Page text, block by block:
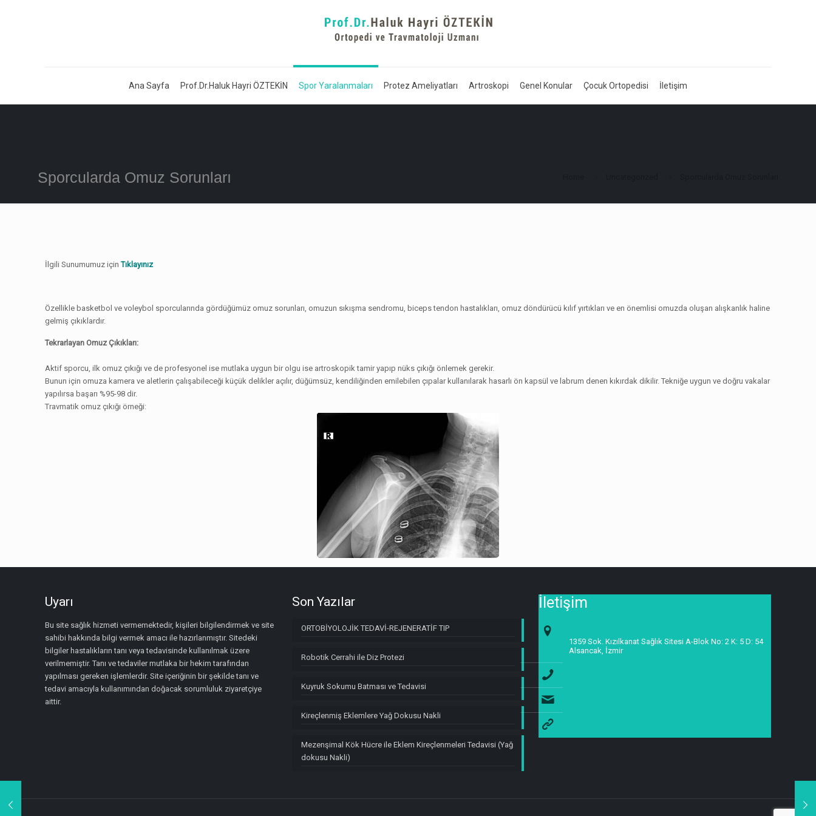
Ana Sayfa Prof.Dr.Haluk Hayri ÖZTEKİN Spor Yaralanmaları Protez Ameliyatları Artroskopi Genel Konular Çocuk Ortopedisi İletişim
Sporcularda Omuz Sorunları
İlgili Sunumumuz içinTıklayınız
Özellikle basketbol ve voleybol sporcularında gördüğümüz omuz sorunları, omuzun sıkışma sendromu, biceps tendon hastalıkları, omuz döndürücü kılıf yırtıkları ve en önemlisi omuzda oluşan alışkanlık haline
gelmiş çıkıklardır.
Tekrarlayan Omuz Çıkıkları:
Aktif sporcu, ilk omuz çıkığı ve de profesyonel ise mutlaka uygun bir olgu ise artroskopik tamir yapıp nüks çıkığı önlemek gerekir.
Bunun için omuza kamera ve aletlerin çalışabileceği küçük delikler açılır, düğümsüz, kendiliğinden emilebilen çıpalar kullanılarak hasarlı ön kapsül ve labrum denen kıkırdak dikilir. Tekniğe uygun ve doğru vakalar
yapılırsa başarı %95-98 dir.
Travmatik omuz çıkığı örneği:
Uyarı
Bu site sağlık hizmeti vermemektedir, kişileri bilgilendirmek ve site
sahibi hakkında bilgi vermek amacı ile hazırlanmıştır. Sitedeki
bilgiler hastalıkların tanı veya tedavisinde kullanılmak üzere
verilmemiştir. Tanı ve tedaviler mutlaka bir hekim tarafından
yapılması gereken işlemlerdir. Site içeriğinin bir şekilde tanı ve
tedavi amacıyla kullanımından doğacak sorumluluk ziyaretçiye
aittir.
Son Yazılar
ORTOBİYOLOJİK TEDAVİ-REJENERATİF TIP
Robotik Cerrahi ile Diz Protezi
Kuyruk Sokumu Batması ve Tedavisi
Kireçlenmiş Eklemlere Yağ Dokusu Nakli
Mezenşimal Kök Hücre ile Eklem Kireçlenmeleri Tedavisi (Yağ
dokusu Nakli)
İletişim
1359 Sok. Kızılkanat Sağlık Sitesi A-Blok No: 2 K: 5 D: 54
Alsancak, İzmir